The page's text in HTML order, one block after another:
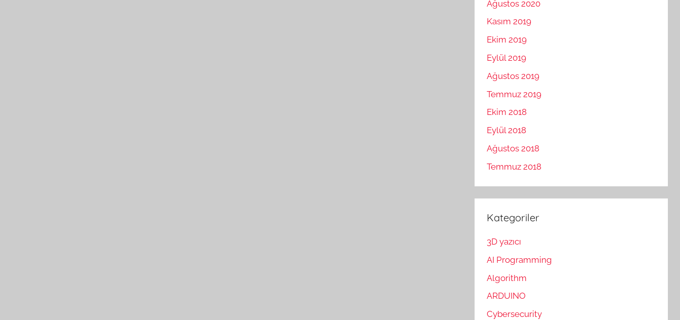
Ağustos 2020
Kasım 2019
Ekim 2019
Eylül 2019
Ağustos 2019
Temmuz 2019
Ekim 2018
Eylül 2018
Ağustos 2018
Temmuz 2018
Kategoriler
3D yazıcı
AI Programming
Algorithm
ARDUINO
Cybersecurity